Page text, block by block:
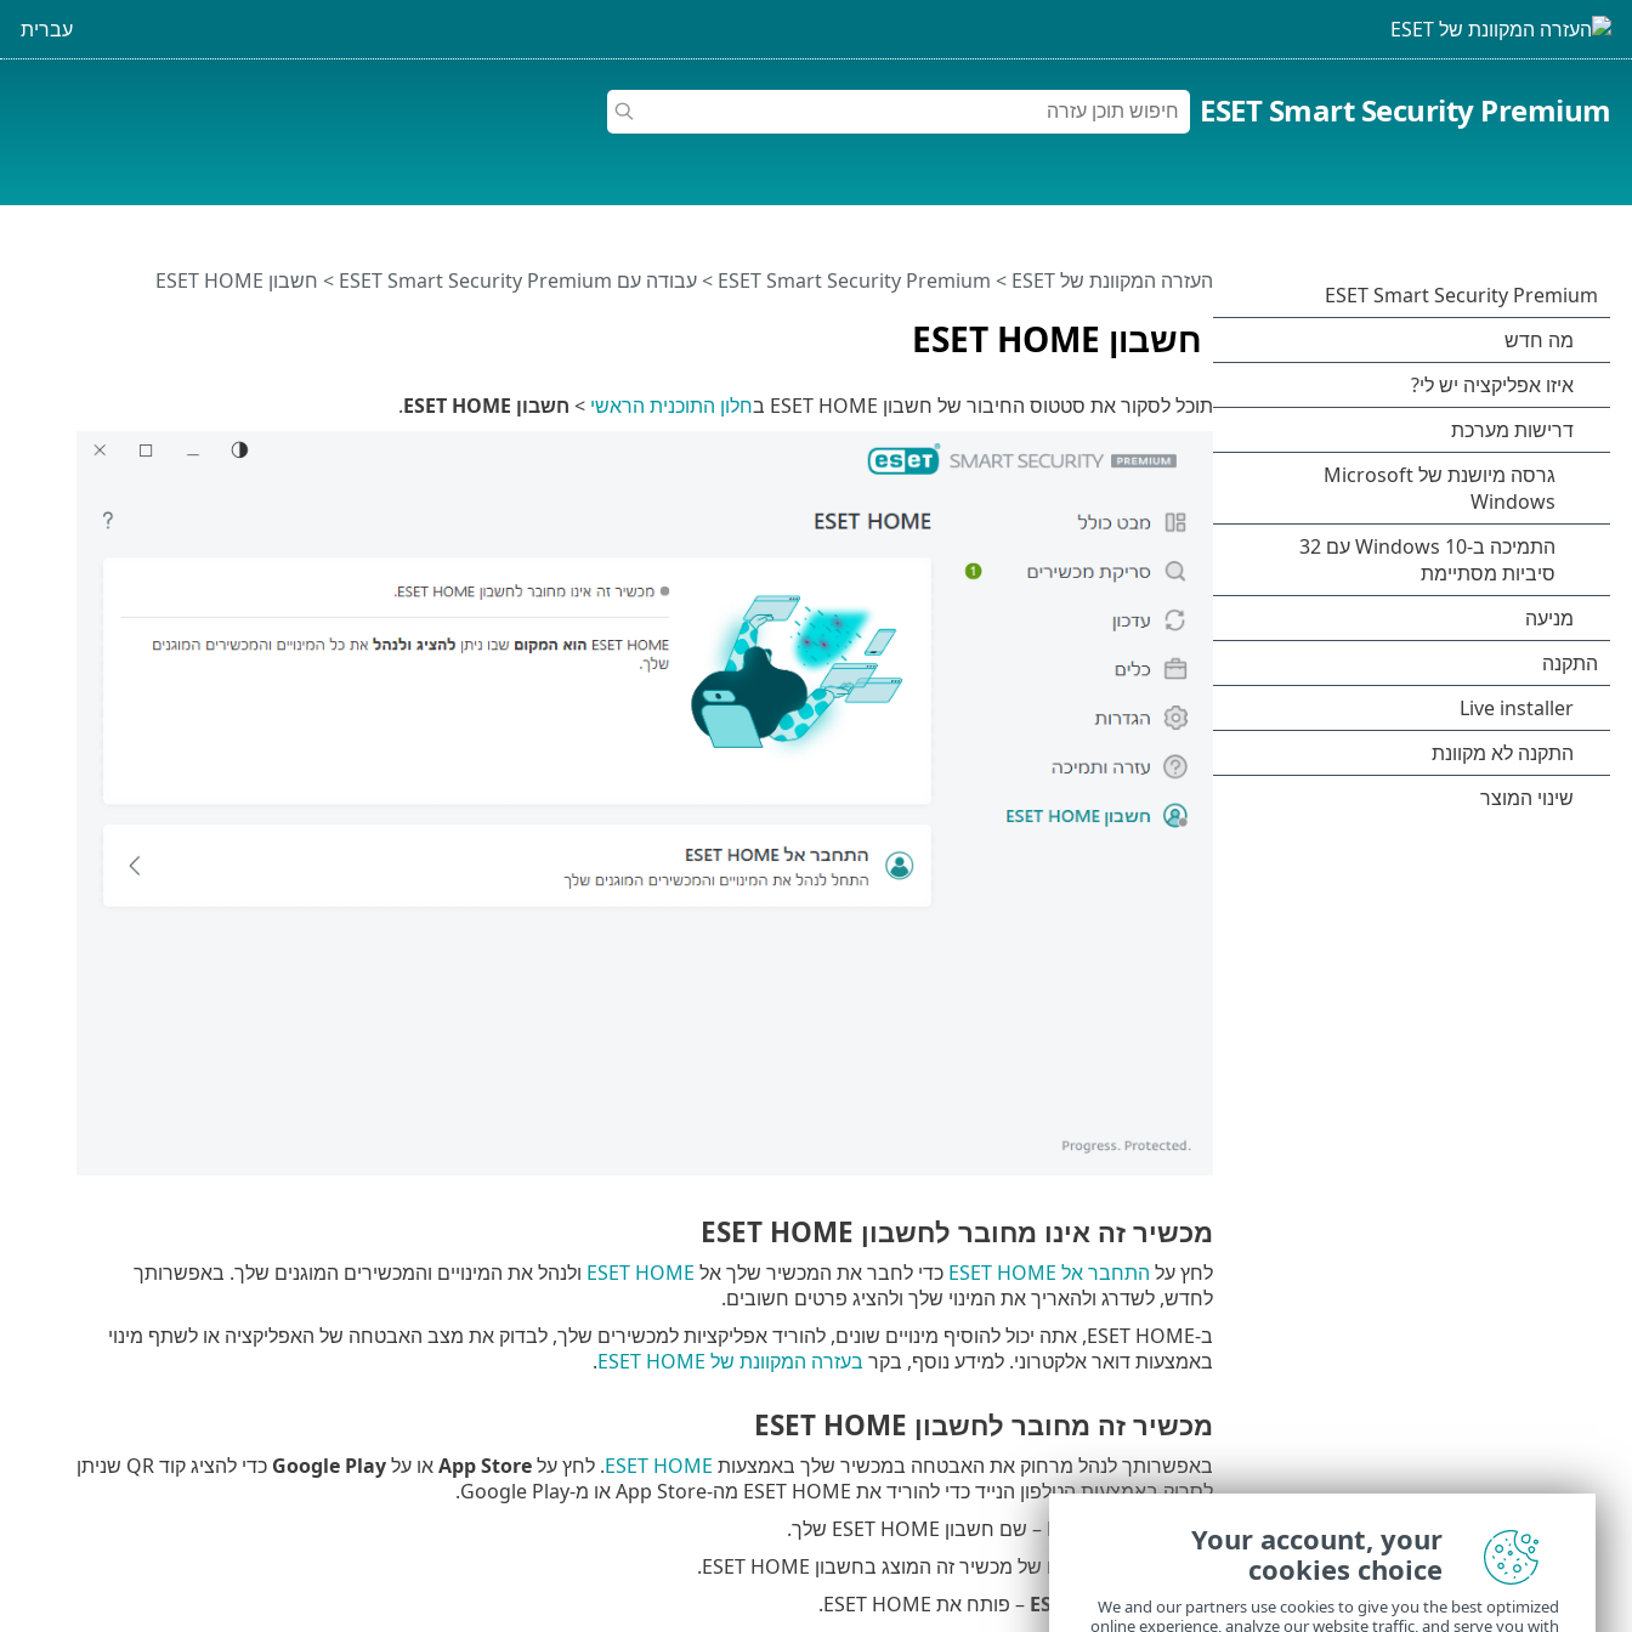
עברית
ESET Smart Security Premium
חשבון ESET HOME
העזרה המקוונת של ESET >
ESET Smart Security Premium
>עבודה עם ESET Smart Security Premium > חשבון ESET HOME
תוכל לסקור את סטטוס החיבור של חשבון ESET HOME ב חלון התוכנית הראשי > חשבון ESET HOME .
מכשיר זה אינו מחובר לחשבון ESET HOME
לחץ על התחבר אל ESET HOME כדי לחבר את המכשיר שלך אל ESET HOME ולנהל את המינויים והמכשירים המוגנים שלך. באפשרותך
לחדש, לשדרג ולהאריך את המינוי שלך ולהציג פרטים חשובים.
ב-ESET HOME, אתה יכול להוסיף מינויים שונים, להוריד אפליקציות למכשירים שלך, לבדוק את מצב האבטחה של האפליקציה או לשתף מינוי
באמצעות דואר אלקטרוני. למידע נוסף, בקר בעזרה המקוונת של ESET HOME .
מכשיר זה מחובר לחשבון ESET HOME
באפשרותך לנהל מרחוק את האבטחה במכשיר שלך באמצעות ESET HOME. לחץ עלApp Storeאו עלGoogle Play
כדי להציג קוד QR שניתן
לסרוק באמצעות הטלפון הנייד כדי להוריד את ESET HOME מה-App Store או מ-Google Play.
חשבון ESET HOME
– שם חשבון ESET HOME שלך.
– השם של מכשיר זה המוצג בחשבון ESET HOME.
פתח את ESET HOME
– פותח את ESET HOME.
Your account, your
cookies choice
We and our partners use cookies to give you the best optimized
online experience, analyze our website traffic, and serve you with